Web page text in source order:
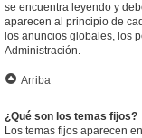
se encuentra leyendo y
aparecen al principio de
los anuncios globales, los
Administración.
Arriba
¿Qué son los temas fijos?
Los temas fijos aparecen